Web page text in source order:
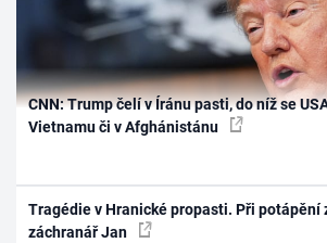
CNN: Trump čelí v Íránu pasti, do níž se
Vietnamu či v Afghánistánu
Tragédie v Hranické propasti. Při potápění
záchranář Jan